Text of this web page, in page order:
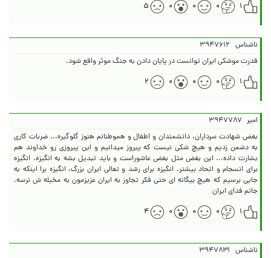
۱
۰ ۰ ۰ ۵
ناشناس ۳۹۴۷۶۱۲
قدرت موشکی ایران توانست در پایان دادن به جنگ موثر واقع شود.
۱
۰ ۰ ۰ ۲
امیر ۳۹۴۷۷۸۷
بغض شهادت سرداران، دانشمندان و اطفال و هموطنانم هنوز گلوگیره... ضربات کاری
به دشمن زدیم و هیچ شکی نیست که پیروز میدانیم و این پیروزی رو خداوند هم
بشارت داده... این بغض مثل بغض عاشوراست و باید تبدیل بشه به انگیزه. انگیزه
برای انسجام و اتحاد بیشتر. انگیزه برای رشد و تعالی ایران بزرگ، انگیزه برا اینکه به
جایی برسیم که هیچ بیگانه ای حتی فکر تجاوز به ایران عزیزمون به مخیله ش نرسه.
جانم فدای ایران
۱
۰ ۰ ۰ ۴
ناشناس ۳۹۴۷۸۳۱